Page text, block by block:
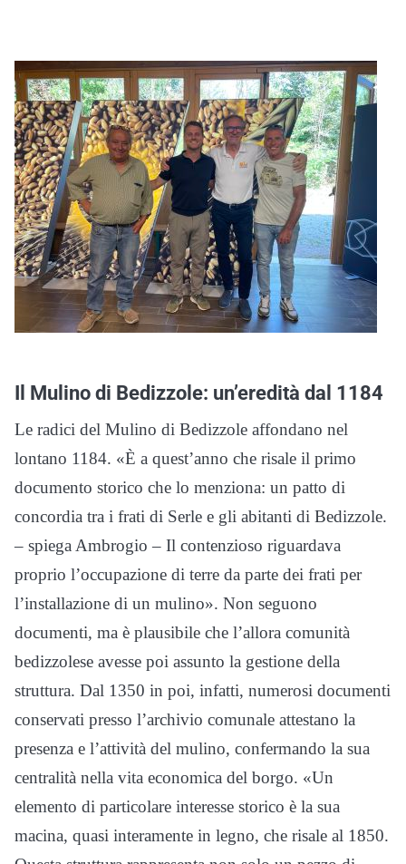
Il Mulino di Bedizzole: un’eredità dal 1184
Le radici del Mulino di Bedizzole affondano nel
lontano 1184. «È a quest’anno che risale il primo
documento storico che lo menziona: un patto di
concordia tra i frati di Serle e gli abitanti di Bedizzole.
– spiega Ambrogio – Il contenzioso riguardava
proprio l’occupazione di terre da parte dei frati per
l’installazione di un mulino». Non seguono
documenti, ma è plausibile che l’allora comunità
bedizzolese avesse poi assunto la gestione della
struttura. Dal 1350 in poi, infatti, numerosi documenti
conservati presso l’archivio comunale attestano la
presenza e l’attività del mulino, confermando la sua
centralità nella vita economica del borgo. «Un
elemento di particolare interesse storico è la sua
macina, quasi interamente in legno, che risale al 1850.